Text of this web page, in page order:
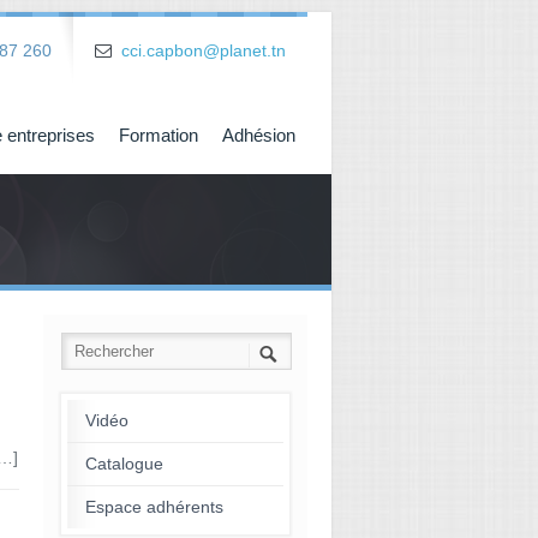
260 cci.capbon@planet.tn
entreprises Formation Adhésion
Vidéo
Catalogue
Espace adhérents